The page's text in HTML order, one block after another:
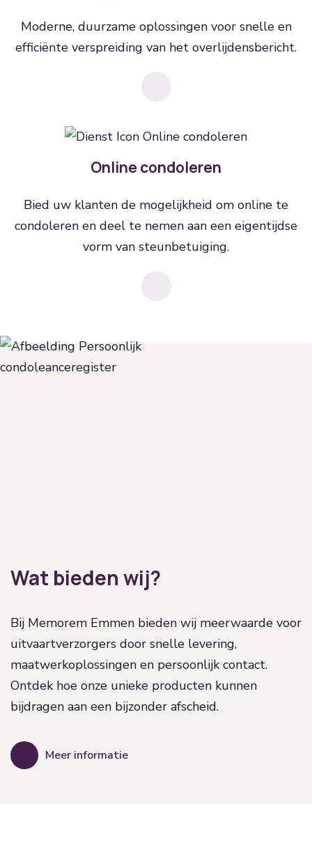
Moderne, duurzame oplossingen voor snelle en
efficiënte verspreiding van het overlijdensbericht.
Online condoleren
Bied uw klanten de mogelijkheid om online te
condoleren en deel te nemen aan een eigentijdse
vorm van steunbetuiging.
Wat bieden wij?
Bij Memorem Emmen bieden wij meerwaarde voor
uitvaartverzorgers door snelle levering,
maatwerkoplossingen en persoonlijk contact.
Ontdek hoe onze unieke producten kunnen
bijdragen aan een bijzonder afscheid.
Meer informatie